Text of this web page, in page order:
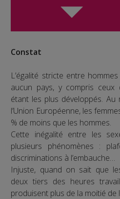
Constat
L’égalité stricte entre
aucun pays, y compris ceux
étant les plus développés. Au
l’Union Européenne, les
% de moins que les hommes.
Cette inégalité entre les
plusieurs phénomènes :
discriminations à l’embauche…
Injuste, quand on sait que
deux tiers des heures
produisent plus de la moitié de